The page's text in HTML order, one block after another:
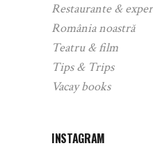
Restaurante &
România noastră
Teatru & film
Tips & Trips
Vacay books
INSTAGRAM